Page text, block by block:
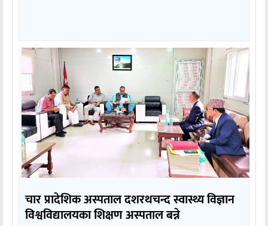
चार प्रादेशिक अस्पताल दशरथचन्द स्वास्थ्य विज्ञान
विश्वविद्यालयका शिक्षण अस्पताल बन्ने